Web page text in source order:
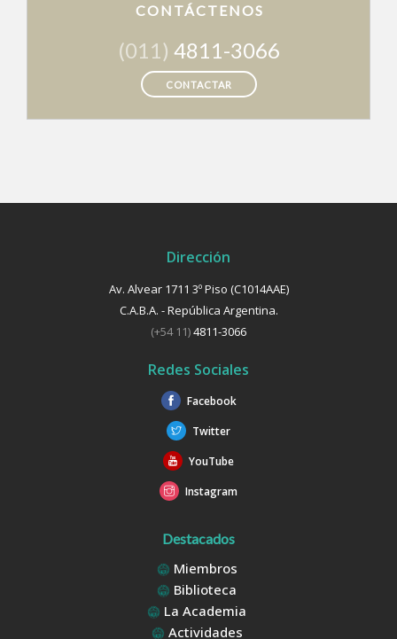
CONTÁCTENOS
(011) 4811-3066
CONTACTAR
Dirección
Av. Alvear 1711 3º Piso (C1014AAE)
C.A.B.A. - República Argentina.
(+54 11)4811-3066
Redes Sociales
Facebook
Twitter
YouTube
Instagram
Destacados
Miembros
Biblioteca
La Academia
Actividades